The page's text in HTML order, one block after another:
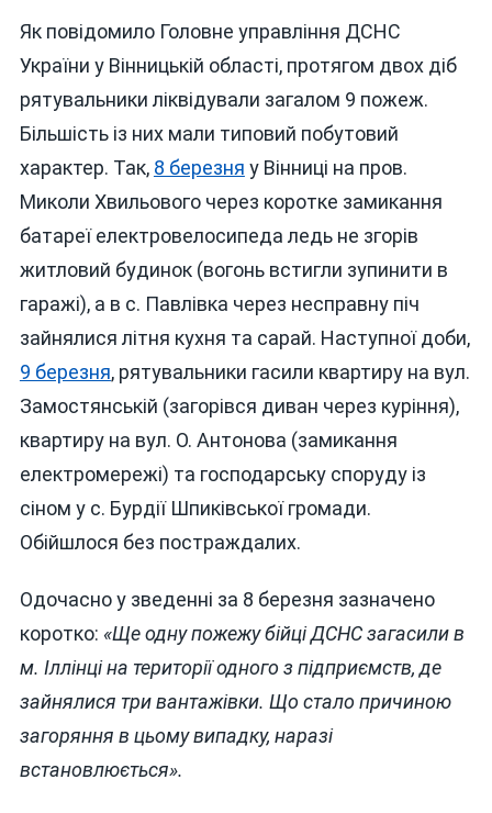
Як повідомило Головне управління ДСНС
України у Вінницькій області, протягом двох діб
рятувальники ліквідували загалом 9 пожеж.
Більшість із них мали типовий побутовий
характер. Так, 8 березня у Вінниці на пров.
Миколи Хвильового через коротке замикання
батареї електровелосипеда ледь не згорів
житловий будинок (вогонь встигли зупинити в
гаражі), а в с. Павлівка через несправну піч
зайнялися літня кухня та сарай. Наступної доби,
9 березня, рятувальники гасили квартиру на вул.
Замостянській (загорівся диван через куріння),
квартиру на вул. О. Антонова (замикання
електромережі) та господарську споруду із
сіном у с. Бурдії Шпиківської громади.
Обійшлося без постраждалих.
Одочасно у зведенні за 8 березня зазначено
коротко: «Ще одну пожежу бійці ДСНС загасили в
м. Іллінці на території одного з підприємств, де
зайнялися три вантажівки. Що стало причиною
загоряння в цьому випадку, наразі
встановлюється».